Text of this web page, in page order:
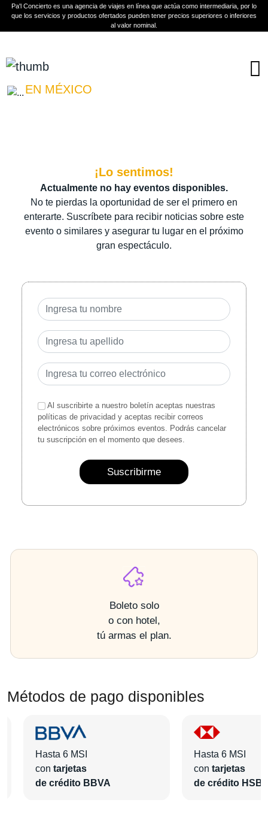
Pa'l Concierto es una agencia de viajes en línea que actúa como intermediaria, por lo
que los servicios y productos ofertados pueden tener precios superiores o inferiores
al valor nominal.
ED MAVERICK
EN MÉXICO
¡Lo sentimos!
Actualmente no hay eventos disponibles.
No te pierdas la oportunidad de ser el primero en
enterarte. Suscríbete para recibir noticias sobre este
evento o similares y asegurar tu lugar en el próximo
gran espectáculo.
Al suscribirte a nuestro boletín aceptas nuestras
políticas de privacidad y aceptas recibir correos
electrónicos sobre próximos eventos. Podrás cancelar
tu suscripción en el momento que desees.
Suscribirme
Boleto solo
o con hotel,
tú armas el plan.
Métodos de pago disponibles
Hasta 6 MSI
con tarjetas
de crédito BBVA
Hasta 6 MSI
con tarjetas
de crédito